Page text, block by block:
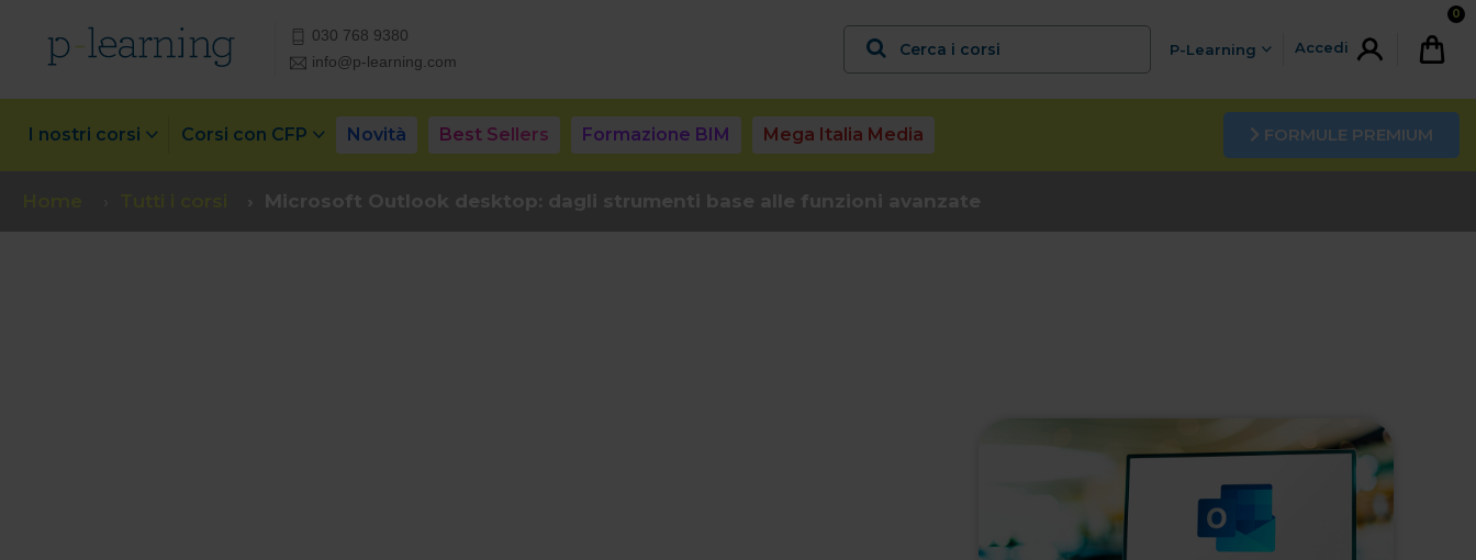
030 768 9380
info@p-learning.com
Cerca i corsi P-Learning Accedi
0
I nostri corsi Corsi con CFP Novità Best Sellers Formazione BIM Mega Italia Media FORMULE PREMIUM
Microsoft Outlook desktop: dagli strumenti base alle funzioni avanzate